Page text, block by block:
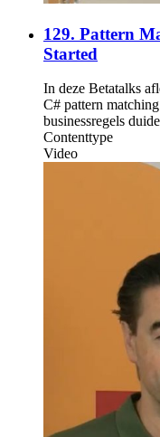
129. Pattern
Started
In deze Betatalks
C# pattern
businessregels
Contenttype
Video